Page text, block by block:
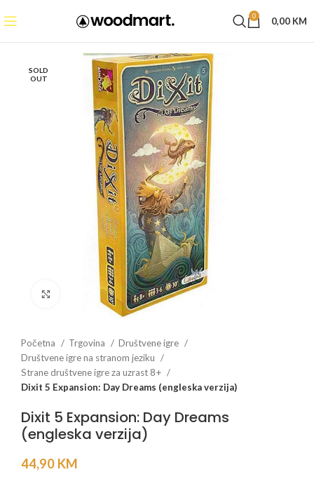
0 0,00 KM
SOLD
OUT
Click to enlarge
Početna Trgovina
Društvene igre
Društvene igre na stranom jeziku
Strane društvene igre za uzrast 8+
Dixit 5 Expansion: Day Dreams (engleska verzija)
Dixit 5 Expansion: Day Dreams
(engleska verzija)
44,90 KM